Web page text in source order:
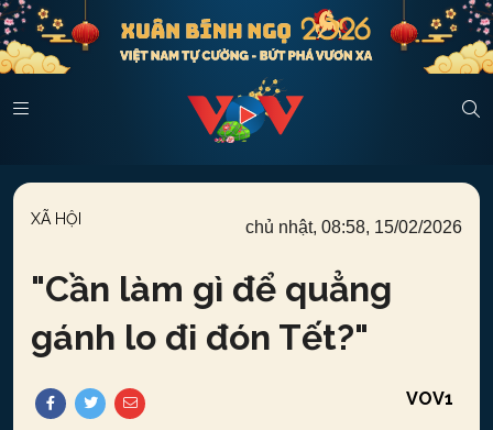
XÃ HỘI chủ nhật, 08:58, 15/02/2026
"Cần làm gì để quẳng
gánh lo đi đón Tết?"
VOV1